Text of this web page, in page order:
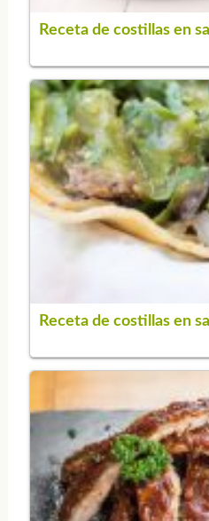
Receta de costillas en
Receta de costillas en